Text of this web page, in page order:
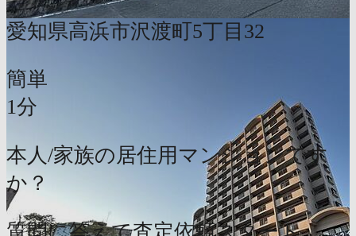
愛知県高浜市沢渡町5丁目32
簡単
1分
本人/家族の居住用マンションです
か？
質問に答えて査定依頼スタート